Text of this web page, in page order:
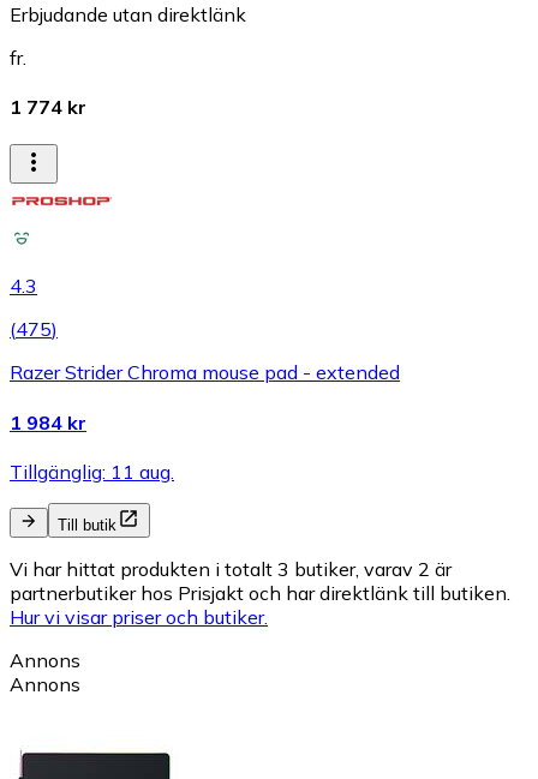
Erbjudande utan direktlänk
fr.
1 774 kr
4.3
(475)
Razer Strider Chroma mouse pad - extended
1 984 kr
Tillgänglig: 11 aug.
Till butik
Vi har hittat produkten i totalt 3 butiker, varav 2 är
partnerbutiker hos Prisjakt och har direktlänk till butiken.
Hur vi visar priser och butiker.
Annons
Annons